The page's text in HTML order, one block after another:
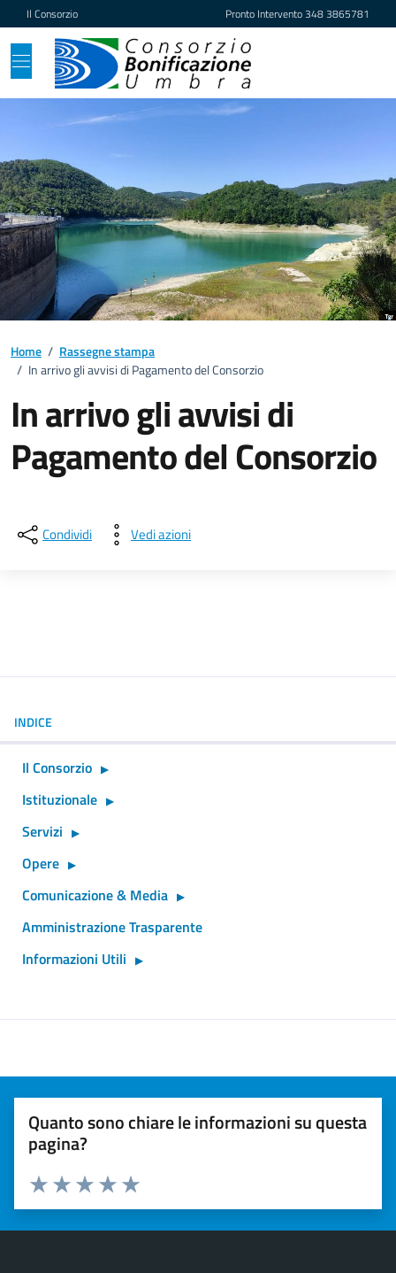
Vai ai contenuti
Vai al footer
Il Consorzio Pronto Intervento348 3865781
Home / Rassegne stampa
/ In arrivo gli avvisi di Pagamento del Consorzio
In arrivo gli avvisi di
Pagamento del Consorzio
Condividi Vedi azioni
INDICE
Il Consorzio
Istituzionale
Servizi
Opere
Comunicazione & Media
Amministrazione Trasparente
Informazioni Utili
Quanto sono chiare le informazioni su questa
pagina?
Valuta 5 stelle su 5
Valuta 4 stelle su 5
Valuta 3 stelle su 5
Valuta 2 stelle su 5
Valuta 1 stelle su 5